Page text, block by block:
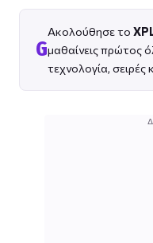
G
Ακολούθησε το
μαθαίνεις πρώτος
τεχνολογία, σειρές